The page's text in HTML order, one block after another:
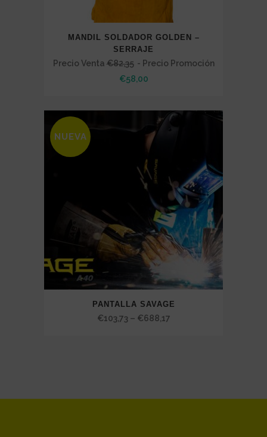
MANDIL SOLDADOR GOLDEN –
SERRAJE
Precio Venta €82,35 - Precio Promoción
€58,00
SALE
NUEVA
PANTALLA SAVAGE
€103,73 – €688,17Price